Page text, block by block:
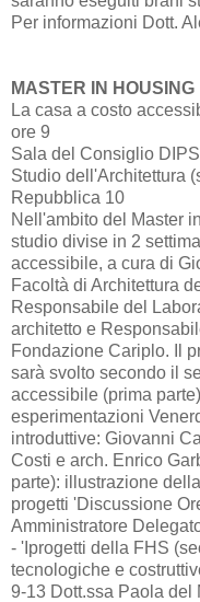
Per informazioni Dott.
MASTER IN HOUSING
La casa a costo
ore 9
Sala del Consiglio
Studio dell'Architettura
Repubblica 10
Nell'ambito del Master
studio divise in 2
accessibile, a cura di
Facoltà di Architettura
Responsabile del
architetto e
Fondazione Cariplo. Il
sarà svolto secondo il
accessibile (prima
esperimentazioni
introduttive: Giovanni
Costi e arch. Enrico
parte): illustrazione
progetti 'Discussione
Amministratore
- 'Iprogetti della FHS
tecnologiche e
9-13 Dott.ssa Paola del